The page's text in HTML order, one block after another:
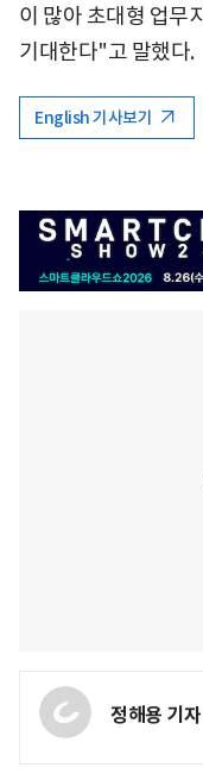
이 많아 초대형 업무
기대한다"고 말했다.
English 기사보기
정해용 기자